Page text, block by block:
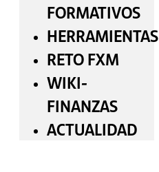
FORMATIVOS
HERRAMIENTAS
RETO FXM
WIKI-
FINANZAS
ACTUALIDAD